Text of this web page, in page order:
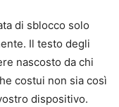
di sblocco solo
Il testo degli
nascosto da chi
costui non sia così
dispositivo.